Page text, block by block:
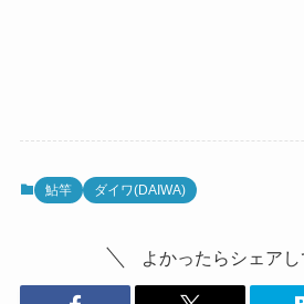
鮎竿 ダイワ(DAIWA)
よかったらシェアし